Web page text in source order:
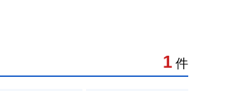
1 件